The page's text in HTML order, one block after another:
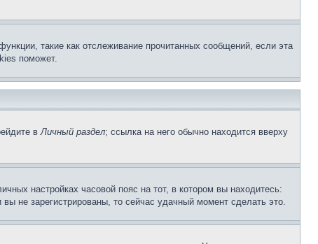
такие как отслеживание прочитанных сообщений, если эта
поможет.
вЛичный раздел; ссылка на него обычно находится вверху
настройках часовой пояс на тот, в котором вы находитесь:
не зарегистрированы, то сейчас удачный момент сделать это.